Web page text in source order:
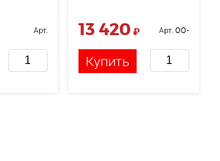
Арт.
13 420 ₽
Арт. 00-
Купить